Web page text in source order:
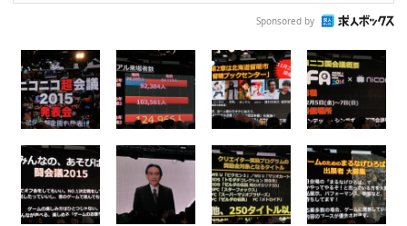
Sponsored by